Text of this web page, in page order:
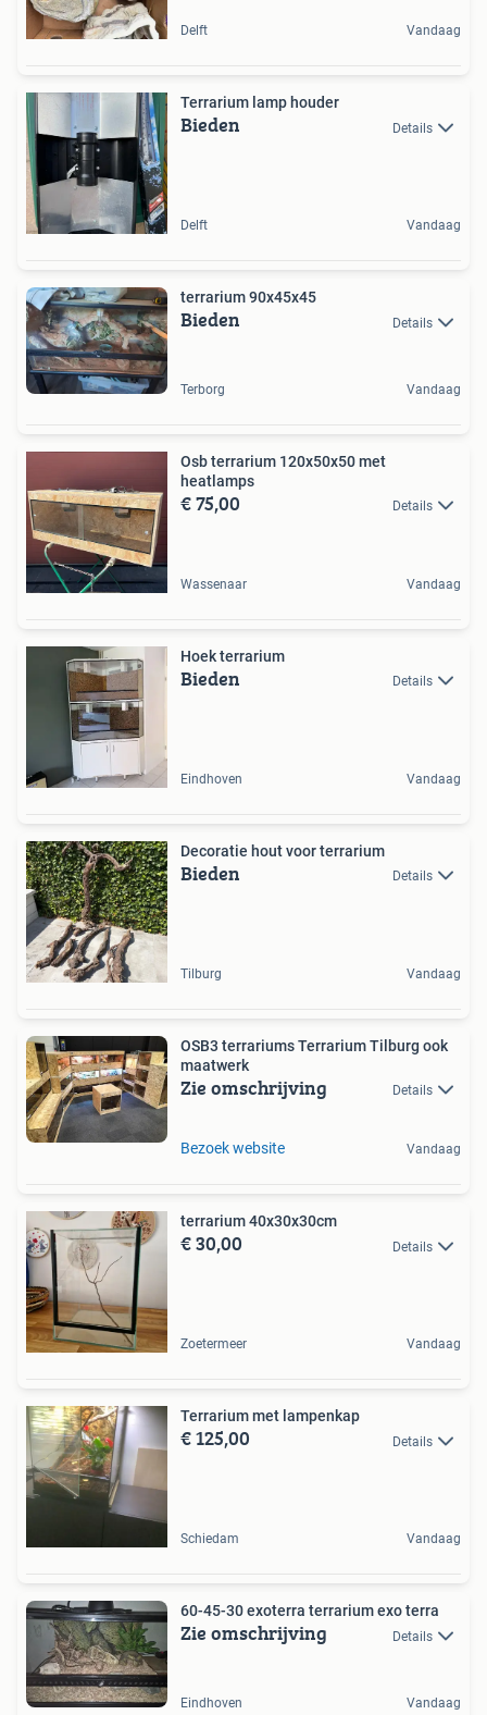
Delft Vandaag
Terrarium lamp houder
Bieden Details
Delft Vandaag
terrarium 90x45x45
Bieden Details
Terborg Vandaag
Osb terrarium 120x50x50 met
heatlamps
€ 75,00 Details
Wassenaar Vandaag
Hoek terrarium
Bieden Details
Eindhoven Vandaag
Decoratie hout voor terrarium
Bieden Details
Tilburg Vandaag
OSB3 terrariums Terrarium Tilburg ook
maatwerk
Zie omschrijving Details
Bezoek website Vandaag
terrarium 40x30x30cm
€ 30,00 Details
Zoetermeer Vandaag
Terrarium met lampenkap
€ 125,00 Details
Schiedam Vandaag
60-45-30 exoterra terrarium exo terra
Zie omschrijving Details
Eindhoven Vandaag